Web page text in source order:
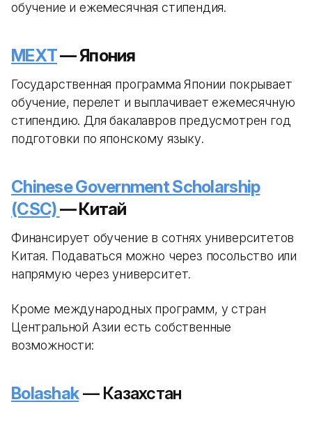
обучение и ежемесячная стипендия.
MEXT— Япония
Государственная программа Японии покрывает
обучение, перелет и выплачивает ежемесячную
стипендию. Для бакалавров предусмотрен год
подготовки по японскому языку.
Chinese Government Scholarship
(CSC)— Китай
Финансирует обучение в сотнях университетов
Китая. Подаваться можно через посольство или
напрямую через университет.
Кроме международных программ, у стран
Центральной Азии есть собственные
возможности:
Bolashak— Казахстан